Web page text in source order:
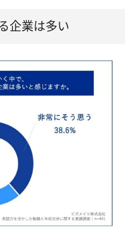
企業は多い